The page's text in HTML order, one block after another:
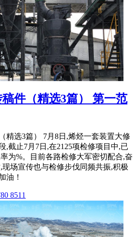
件（精选3篇） 第一范
精选3篇） 7月8日,烯烃一套装置大修
,截止7月7日,在2125项检修项目中,已
为%。目前各路检修大军密切配合,奋
现场宣传也与检修步伐同频共振,积极
油！
8511